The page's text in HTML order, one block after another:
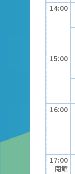
14:00
15:00
16:00
17:00
閉館